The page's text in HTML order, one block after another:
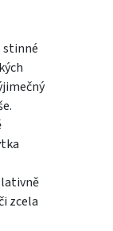
stinné
zcela